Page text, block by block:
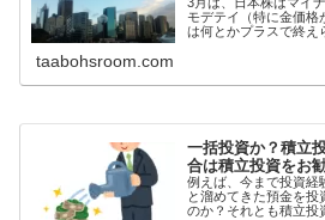
モデテイ（特に金価格
は何とかプラスで終え
taabohsroom.com
一括投資か？積立
合は積立投資をお
例えば、今まで投資経
と溜めてきた預金を
のか？それとも積立投